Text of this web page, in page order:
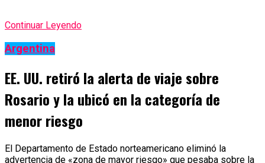
Continuar Leyendo
Argentina
EE. UU. retiró la alerta de viaje sobre
Rosario y la ubicó en la categoría de
menor riesgo
El Departamento de Estado norteamericano eliminó la
advertencia de «zona de mayor riesgo» que pesaba sobre la